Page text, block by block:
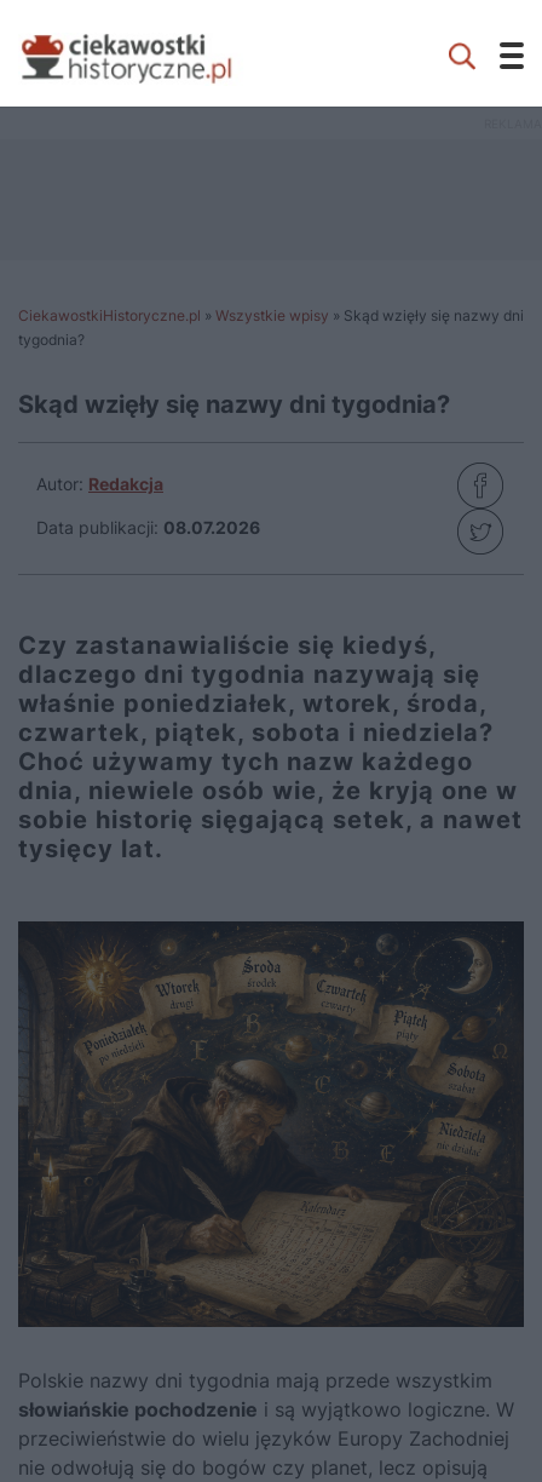
CiekawostkiHistoryczne.pl » Wszystkie wpisy » Skąd wzięły się nazwy dni
tygodnia?
Skąd wzięły się nazwy dni tygodnia?
Autor: Redakcja
Data publikacji: 08.07.2026
Czy zastanawialiście się kiedyś,
dlaczego dni tygodnia nazywają się
właśnie poniedziałek, wtorek, środa,
czwartek, piątek, sobota i niedziela?
Choć używamy tych nazw każdego
dnia, niewiele osób wie, że kryją one w
sobie historię sięgającą setek, a nawet
tysięcy lat.
Polskie nazwy dni tygodnia mają przede wszystkim
słowiańskie pochodzenie i są wyjątkowo logiczne. W
przeciwieństwie do wielu języków Europy Zachodniej
nie odwołują się do bogów czy planet, lecz opisują